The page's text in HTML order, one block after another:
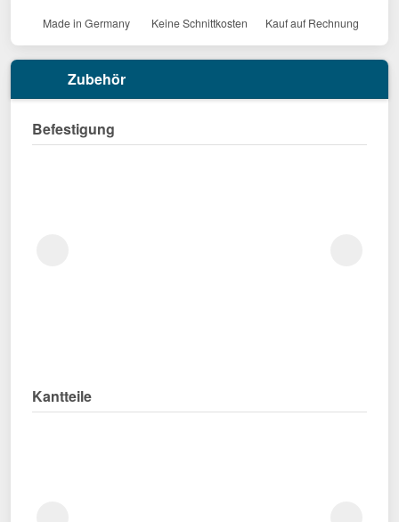
Made in Germany Keine Schnittkosten Kauf auf Rechnung
Zubehör
Befestigung
Kantteile